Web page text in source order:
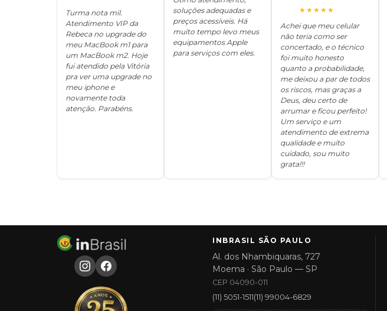
Turma nota mil.
Atendimento VIP da
Rebeca no upgrade do
meu MacBook m1 para
um MacBook m2. Hoje
fui atendido pela Vitória
pra ver uma upgrade no
meu iphone e
novamente toda
atenção. Parabéns.
soluções adequadas e
preços acessíveis. Há
muito tempo levo meus
equipamentos Apple
para serviços com eles.
★★★★★
Achei que meu celular
não teria como ser
concertado, e o técnico
foi muito honesto
quanto a probabilidade,
me deixou a par de todos
os riscos, mas graças a
Deus, deu certo de
arrumar e ficou perfeito!
Um serviço e um
atendimento de extrema
qualidade e muito
cuidado, sou muito
grata!!!
INBRASIL SÃO PAULO
Al. dos Nhambiquaras, 727
Moema · São Paulo — SP
CEP 04090-011
(11) 5051-1511(11) 99004-6829